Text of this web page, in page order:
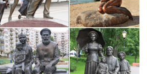
см: 28 Ширина, см: 10 Глубина,
Символы, Фэн шуй.
года 2018 оптом
– собака/Фигурки собаки.Статуэтки